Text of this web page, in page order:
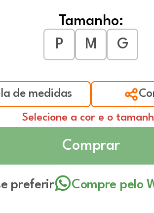
Tamanho:
P
M G
de medidas
Selecione a cor e o
Comprar
preferir Compre pelo